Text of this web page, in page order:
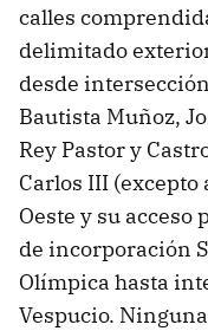
calles
delimitado
desde
Bautista Muñoz,
Rey Pastor y
Carlos III
Oeste y su
de incorporación
Olímpica hasta
Vespucio.